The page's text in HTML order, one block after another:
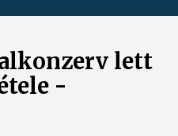
lett
-